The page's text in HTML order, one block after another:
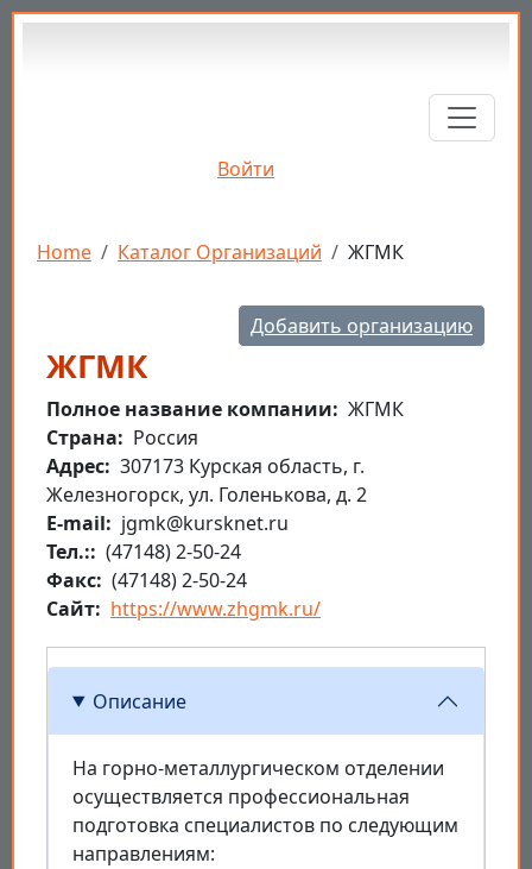
Перейти к основному содержанию
Войти
Строка навигации
Home Каталог Организаций ЖГМК
Добавить организацию
ЖГМК
Полное название компании
ЖГМК
Страна
Россия
Aдрес 307173 Курская область, г.
Железногорск, ул. Голенькова, д. 2
E-mail
jgmk@kursknet.ru
Тел.:
(47148) 2-50-24
Факс (47148) 2-50-24
Сайт
https://www.zhgmk.ru/
Описание
На горно-металлургическом отделении
осуществляется профессиональная
подготовка специалистов по следующим
направлениям: